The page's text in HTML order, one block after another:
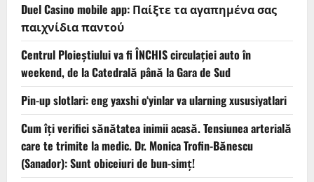
Duel Casino mobile app: Παίξτε τα αγαπημένα σας
παιχνίδια παντού
Centrul Ploieștiului va fi ÎNCHIS circulației auto în
weekend, de la Catedrală până la Gara de Sud
Pin-up slotlari: eng yaxshi o‘yinlar va ularning xususiyatlari
Cum îți verifici sănătatea inimii acasă. Tensiunea arterială
care te trimite la medic. Dr. Monica Trofin-Bănescu
(Sanador): Sunt obiceiuri de bun-simț!